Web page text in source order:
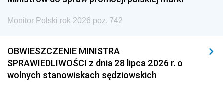
Monitor Polski rok 2026 poz. 742
OBWIESZCZENIE MINISTRA
SPRAWIEDLIWOŚCI z dnia 28 lipca 2026 r. o
wolnych stanowiskach sędziowskich